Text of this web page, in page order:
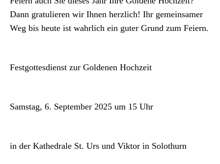
Dann grat­ulieren wir Ihnen her­zlich! Ihr gemein­samer
Weg bis heute ist wahrlich ein guter Grund zum Feiern.
Fest­gottes­di­enst zur Gold­e­nen Hochzeit
Sam­stag, 6. Sep­tem­ber 2025 um 15 Uhr
in der Kathe­drale St. Urs und Vik­tor in Solothurn